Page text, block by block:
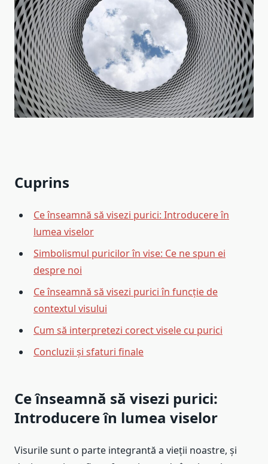
Cuprins
Ce înseamnă să visezi purici: Introducere în
lumea viselor
Simbolismul puricilor în vise: Ce ne spun ei
despre noi
Ce înseamnă să visezi purici în funcție de
contextul visului
Cum să interpretezi corect visele cu purici
Concluzii și sfaturi finale
Ce înseamnă să visezi purici:
Introducere în lumea viselor
Visurile sunt o parte integrantă a vieții noastre, și